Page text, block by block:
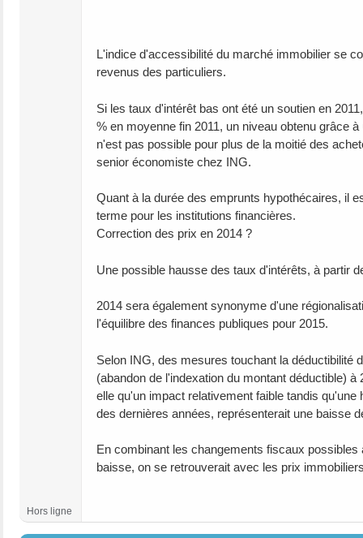
L'indice d'accessibilité du marché immobilier se
revenus des particuliers.
Si les taux d'intérêt bas ont été un soutien en
% en moyenne fin 2011, un niveau obtenu grâce
n'est pas possible pour plus de la moitié des
senior économiste chez ING.
Quant à la durée des emprunts hypothécaires, il
terme pour les institutions financières.
Correction des prix en 2014 ?
Une possible hausse des taux d'intérêts, à partir
2014 sera également synonyme d'une
l'équilibre des finances publiques pour 2015.
Selon ING, des mesures touchant la déductibilité
(abandon de l'indexation du montant déductible)
elle qu'un impact relativement faible tandis
des dernières années, représenterait une baisse
En combinant les changements fiscaux
baisse, on se retrouverait avec les prix
Hors ligne